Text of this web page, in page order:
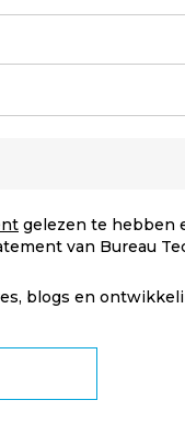
gelezen te hebben
van Bureau
blogs en